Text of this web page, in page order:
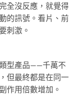
全沒反應，就覺得
的訊號。看片、前
刺激。
型產品——千萬不
但最終都是在同一
作用倍數增加。